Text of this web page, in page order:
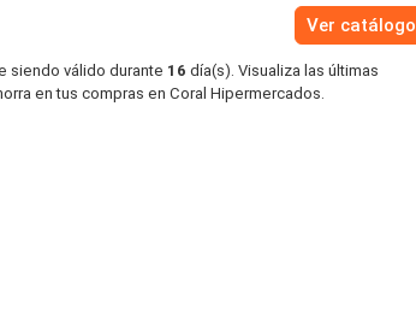
Ver catálogo
siendo válido durante 16 día(s). Visualiza las últimas
en tus compras en Coral Hipermercados.